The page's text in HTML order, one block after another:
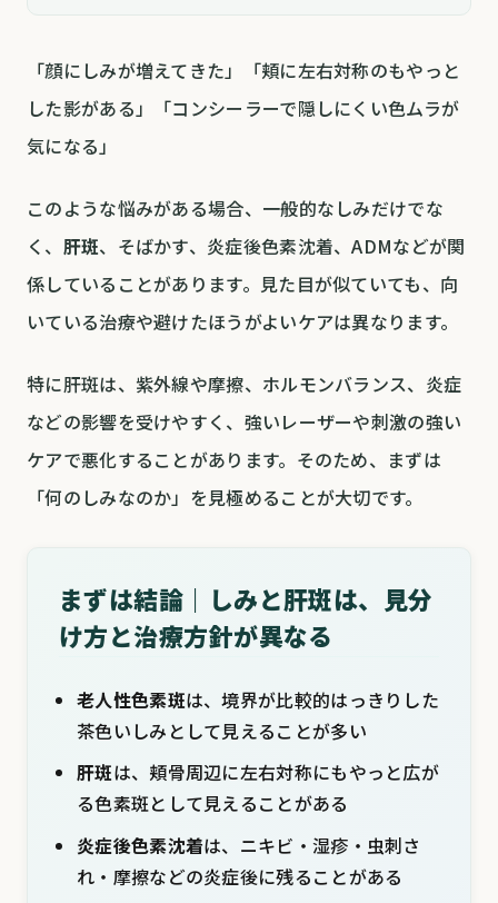
「顔にしみが増えてきた」「頬に左右対称のもやっと
した影がある」「コンシーラーで隠しにくい色ムラが
気になる」
このような悩みがある場合、一般的なしみだけでな
く、 肝斑、そばかす、炎症後色素沈着、ADMなどが関
係していることがあります。見た目が似ていても、向
いている治療や避けたほうがよいケアは異なります。
特に肝斑は、紫外線や摩擦、ホルモンバランス、炎症
などの影響を受けやすく、強いレーザーや刺激の強い
ケアで悪化することがあります。そのため、まずは
「何のしみなのか」を見極めることが大切です。
まずは結論｜しみと肝斑は、見分
け方と治療方針が異なる
老人性色素斑は、境界が比較的はっきりした
茶色いしみとして見えることが多い
肝斑は、頬骨周辺に左右対称にもやっと広が
る色素斑として見えることがある
炎症後色素沈着は、ニキビ・湿疹・虫刺さ
れ・摩擦などの炎症後に残ることがある